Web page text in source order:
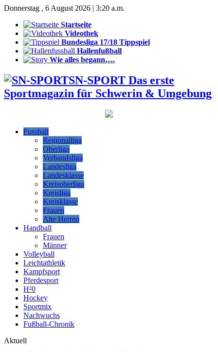
Donnerstag , 6 August 2026 | 3:20 a.m.
Startseite
Videothek
Bundesliga 17/18 Tippspiel
Hallenfußball
Wie alles begann….
SN-SPORT Das erste
Sportmagazin für Schwerin & Umgebung
Fussball
Regionalliga
Oberliga
Verbandsliga
Landesliga
Landesklasse
Kreisoberliga
Kreisliga
Kreisklasse
Frauen
Alte Herren
Handball
Frauen
Männer
Volleyball
Leichtathletik
Kampfsport
Pferdesport
H²0
Hockey
Sportmix
Nachwuchs
Fußball-Chronik
Aktuell